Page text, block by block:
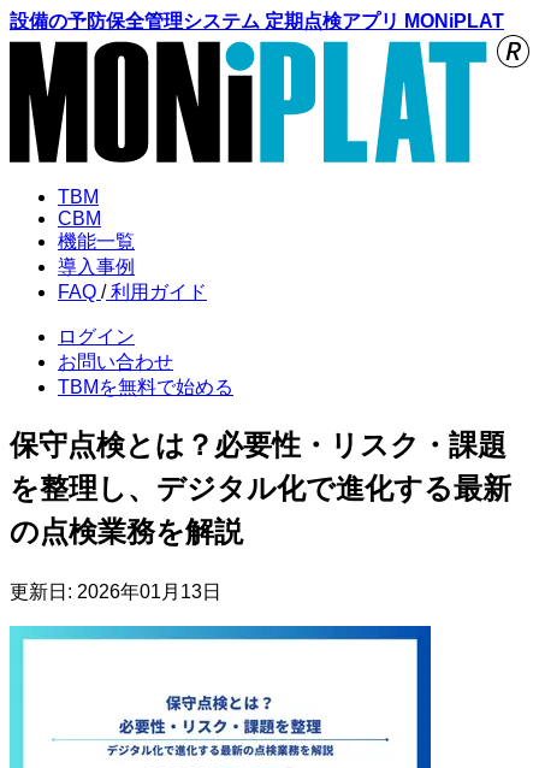
設備の予防保全管理システム 定期点検アプリ MONiPLAT
TBM
CBM
機能一覧
導入事例
FAQ / 利用 ガイド
ログイン
お問い合わせ
TBMを無料で始める
保守点検とは？必要性・リスク・課題
を整理し、デジタル化で進化する最新
の点検業務を解説
更新日: 2026年01月13日